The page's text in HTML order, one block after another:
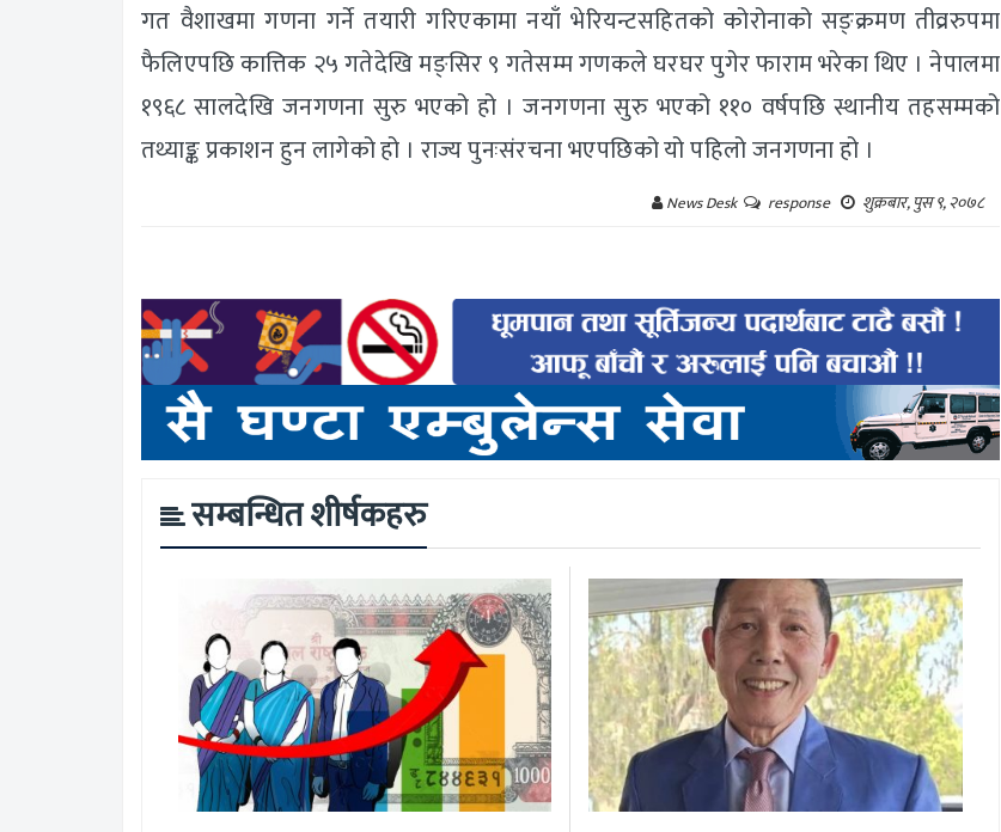
गत वैशाखमा गणना गर्ने तयारी गरिएकामा नयाँ भेरियन्टसहितको कोरोनाको सङ्क्रमण तीव्ररुपमा
फैलिएपछि कात्तिक २५ गतेदेखि मङ्सिर ९ गतेसम्म गणकले घरघर पुगेर फाराम भरेका थिए । नेपालमा
१९६८ सालदेखि जनगणना सुरु भएको हो । जनगणना सुरु भएको ११० वर्षपछि स्थानीय तहसम्मको
तथ्याङ्क प्रकाशन हुन लागेको हो । राज्य पुनःसंरचना भएपछिको यो पहिलो जनगणना हो ।
News Desk response शुक्रबार, पुस ९, २०७८
सम्बन्धित शीर्षकहरु